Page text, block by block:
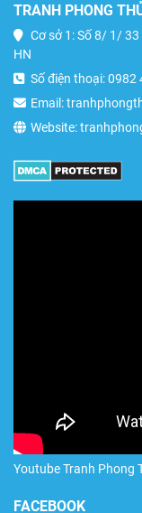
TRANH PHONG
Cơ sở 1: Số 8/ 1/
HN
Số điện thoại: 0982
Email:
Website:
Youtube Tranh Phong
FACEBOOK